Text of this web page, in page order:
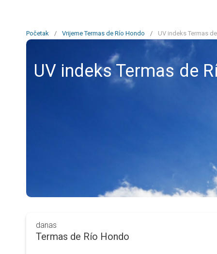
Početak / Vrijeme Termas de Río Hondo / UV indeks Termas
UV indeks Termas de
danas
Termas de Río Hondo